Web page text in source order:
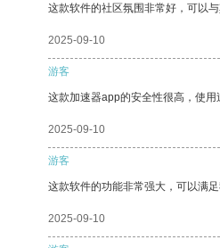
这款软件的社区氛围非常好，可以与
2025-09-10
游客
这款加速器app的安全性很高，使
2025-09-10
游客
这款软件的功能非常强大，可以满足
2025-09-10